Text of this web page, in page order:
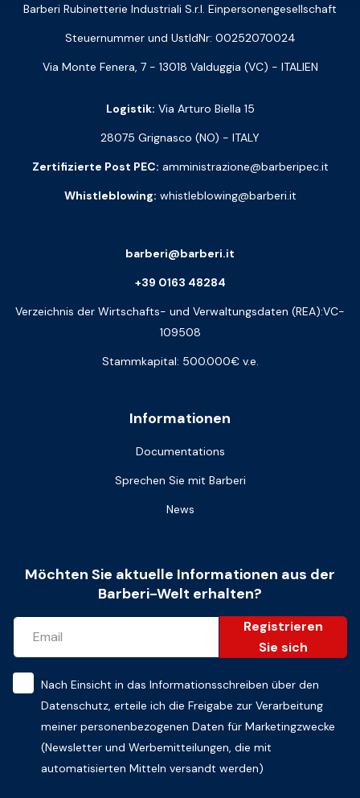
Barberi Rubinetterie Industriali S.r.l. Einpersonengesellschaft
Steuernummer und UstIdNr: 00252070024
Via Monte Fenera, 7 - 13018 Valduggia (VC) - ITALIEN
Logistik: Via Arturo Biella 15
28075 Grignasco (NO) - ITALY
Zertifizierte Post PEC: amministrazione@barberipec.it
Whistleblowing: whistleblowing@barberi.it
Informationen
Documentations
Sprechen Sie mit Barberi
News
barberi@barberi.it
+39 0163 48284
Verzeichnis der Wirtschafts- und Verwaltungsdaten (REA):VC-
109508
Stammkapital: 500.000€ v.e.
Möchten Sie aktuelle Informationen aus der
Barberi-Welt erhalten?
Registrieren
Sie sich
Nach Einsicht in das Informationsschreiben über den
Datenschutz, erteile ich die Freigabe zur Verarbeitung
meiner personenbezogenen Daten für Marketingzwecke
(Newsletter und Werbemitteilungen, die mit
automatisierten Mitteln versandt werden)